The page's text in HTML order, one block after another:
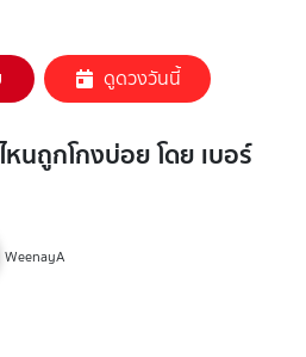
ดูดวงวันนี้
นถูกโกงบ่อย โดย เบอร์
WeenayA